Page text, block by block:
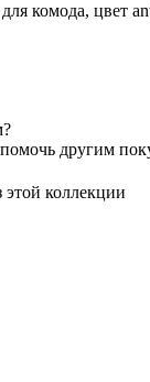
комода, цвет
другим
этой коллекции